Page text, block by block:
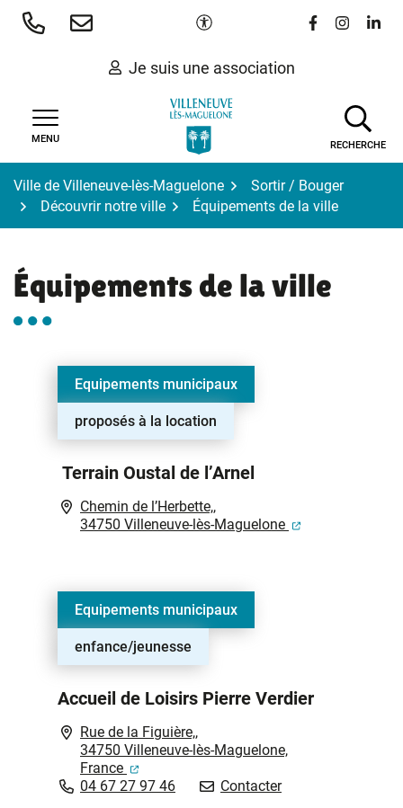
Aller
Paramètres d'accessibilité
Lien vers le
Lien vers
Lien
Je suis une association
MENU
RECHERCHE
Ville de Villeneuve-lès-Maguelone
Sortir / Bouger
Découvrir notre ville
Équipements de la ville
Équipements de la ville
Equipements municipaux
proposés à la location
Terrain Oustal de l’Arnel
Chemin de l’Herbette,,
34750 Villeneuve-lès-Maguelone
(ouverture
Equipements municipaux
enfance/jeunesse
Accueil de Loisirs Pierre Verdier
Rue de la Figuière,,
34750 Villeneuve-lès-Maguelone,
France
(ouverture dans un nouvel onglet)
04 67 27 97 46
ContacterAccueil de Loisirs